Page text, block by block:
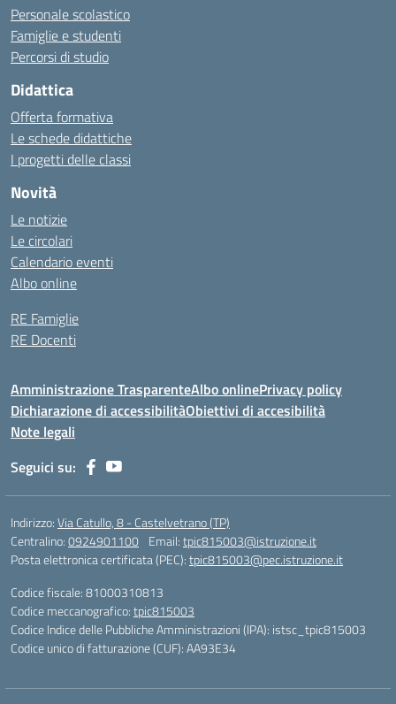
Personale scolastico
Famiglie e studenti
Percorsi di studio
Didattica
Offerta formativa
Le schede didattiche
I progetti delle classi
Novità
Le notizie
Le circolari
Calendario eventi
Albo online
RE Famiglie
RE Docenti
Amministrazione TrasparenteAlbo onlinePrivacy policy
Dichiarazione di accessibilitàObiettivi di accesibilità
Note legali
Seguici su:
Indirizzo:Via Catullo, 8 - Castelvetrano (TP)
Centralino:0924901100 Email:tpic815003@istruzione.it
Posta elettronica certificata (PEC):tpic815003@pec.istruzione.it
Codice fiscale: 81000310813
Codice meccanografico:tpic815003
Codice Indice delle Pubbliche Amministrazioni (IPA): istsc_tpic815003
Codice unico di fatturazione (CUF): AA93E34